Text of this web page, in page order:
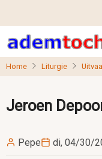
naar
de
inhoud
Home Liturgie
Jeroen
Pepe di, 04/30/